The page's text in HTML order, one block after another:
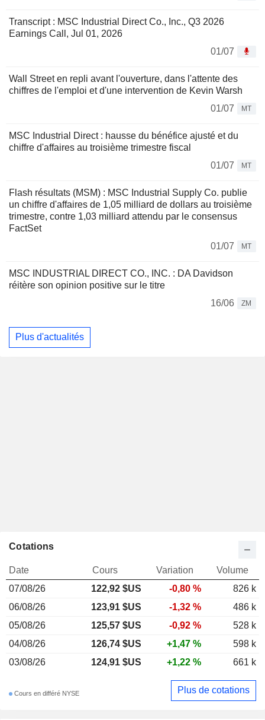
Transcript : MSC Industrial Direct Co., Inc., Q3 2026
Earnings Call, Jul 01, 2026
01/07
Wall Street en repli avant l'ouverture, dans l'attente des
chiffres de l'emploi et d'une intervention de Kevin Warsh
01/07
MT
MSC Industrial Direct : hausse du bénéfice ajusté et du
chiffre d'affaires au troisième trimestre fiscal
01/07
MT
Flash résultats (MSM) : MSC Industrial Supply Co. publie
un chiffre d'affaires de 1,05 milliard de dollars au troisième
trimestre, contre 1,03 milliard attendu par le consensus
FactSet
01/07
MT
MSC INDUSTRIAL DIRECT CO., INC. : DA Davidson
réitère son opinion positive sur le titre
16/06
ZM
Plus d'actualités
Cotations
Date Cours Variation
Volume
07/08/26
122,92 $US -0,80 %
826 k
06/08/26
123,91 $US -1,32 %
486 k
05/08/26
125,57 $US -0,92 %
528 k
04/08/26
126,74 $US +1,47 %
598 k
03/08/26
124,91 $US +1,22 % 661 k
Cours en différé NYSE Plus de cotations